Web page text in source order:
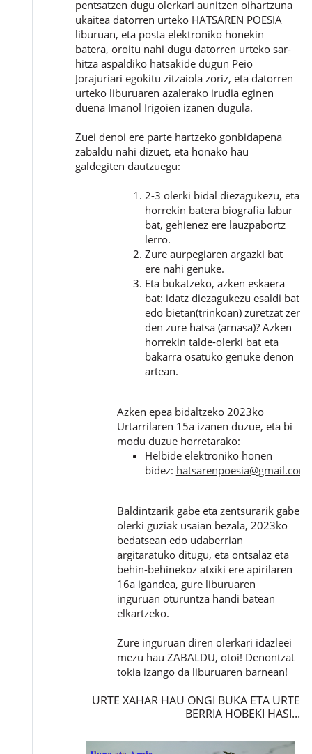
pentsatzen dugu olerkari aunitzen oihartzuna
ukaitea datorren urteko HATSAREN POESIA
liburuan, eta posta elektroniko honekin
batera, oroitu nahi dugu datorren urteko sar-
hitza aspaldiko hatsakide dugun Peio
Jorajuriari egokitu zitzaiola zoriz, eta datorren
urteko liburuaren azalerako irudia eginen
duena Imanol Irigoien izanen dugula.
Zuei denoi ere parte hartzeko gonbidapena
zabaldu nahi dizuet, eta honako hau
galdegiten dautzuegu:
2-3 olerki bidal diezagukezu, eta
horrekin batera biografia labur
bat, gehienez ere lauzpabortz
lerro.
Zure aurpegiaren argazki bat
ere nahi genuke.
Eta bukatzeko, azken eskaera
bat: idatz diezagukezu esaldi bat
edo bietan(trinkoan) zuretzat zer
den zure hatsa (arnasa)? Azken
horrekin talde-olerki bat eta
bakarra osatuko genuke denon
artean.
Azken epea bidaltzeko 2023ko
Urtarrilaren 15a izanen duzue, eta bi
modu duzue horretarako:
Helbide elektroniko honen
bidez: hatsarenpoesia@gmail.com
Baldintzarik gabe eta zentsurarik gabe
olerki guziak usaian bezala, 2023ko
bedatsean edo udaberrian
argitaratuko ditugu, eta ontsalaz eta
behin-behinekoz atxiki ere apirilaren
16a igandea, gure liburuaren
inguruan oturuntza handi batean
elkartzeko.
Zure inguruan diren olerkari idazleei
mezu hau ZABALDU, otoi! Denontzat
tokia izango da liburuaren barnean!
URTE XAHAR HAU ONGI BUKA ETA URTE
BERRIA HOBEKI HASI...